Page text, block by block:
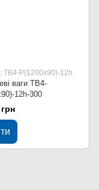
ТВ4-Р(1200х90)-12h
ваги ТВ4-
12h-300